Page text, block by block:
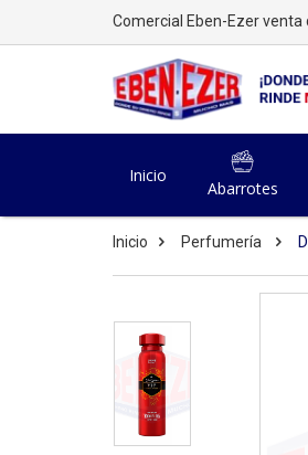
Comercial Eben-Ezer
Inicio
Abarrotes
Inicio Perfumería